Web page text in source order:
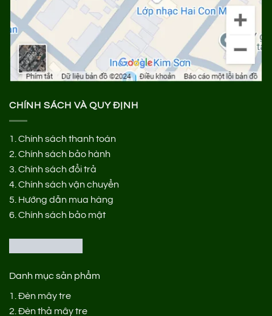
CHÍNH SÁCH VÀ QUY ĐỊNH
1. Chính sách thanh toán
2. Chính sách bảo hành
3. Chính sách đổi trả
4. Chính sách vận chuyển
5. Hướng dẫn mua hàng
6. Chính sách bảo mật
Danh mục sản phẩm
1. Đèn mây tre
2. Đèn thả mây tre